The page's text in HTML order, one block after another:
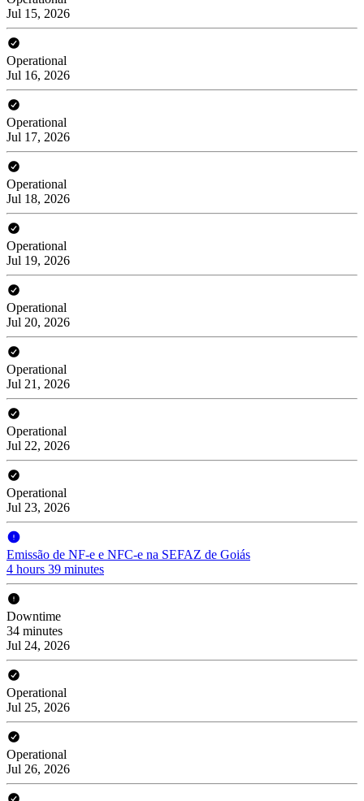
Jul 15, 2026
Operational
Jul 16, 2026
Operational
Jul 17, 2026
Operational
Jul 18, 2026
Operational
Jul 19, 2026
Operational
Jul 20, 2026
Operational
Jul 21, 2026
Operational
Jul 22, 2026
Operational
Jul 23, 2026
Emissão de NF-e e NFC-e na SEFAZ de Goiás
4 hours 39 minutes
Downtime
34 minutes
Jul 24, 2026
Operational
Jul 25, 2026
Operational
Jul 26, 2026